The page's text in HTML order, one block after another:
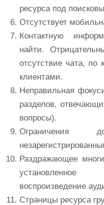
ресурса под
Отсутствует
Контактную
найти.
отсутствие чата, по
клиентами.
Неправильная
разделов,
вопросы).
Раздражающее
воспроизведение
Страницы ресурса